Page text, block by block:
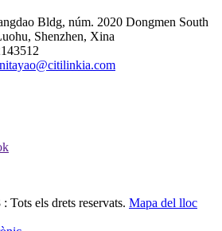
Bldg, núm. 2020 Dongmen South
Shenzhen, Xina
els drets reservats. Mapa del lloc